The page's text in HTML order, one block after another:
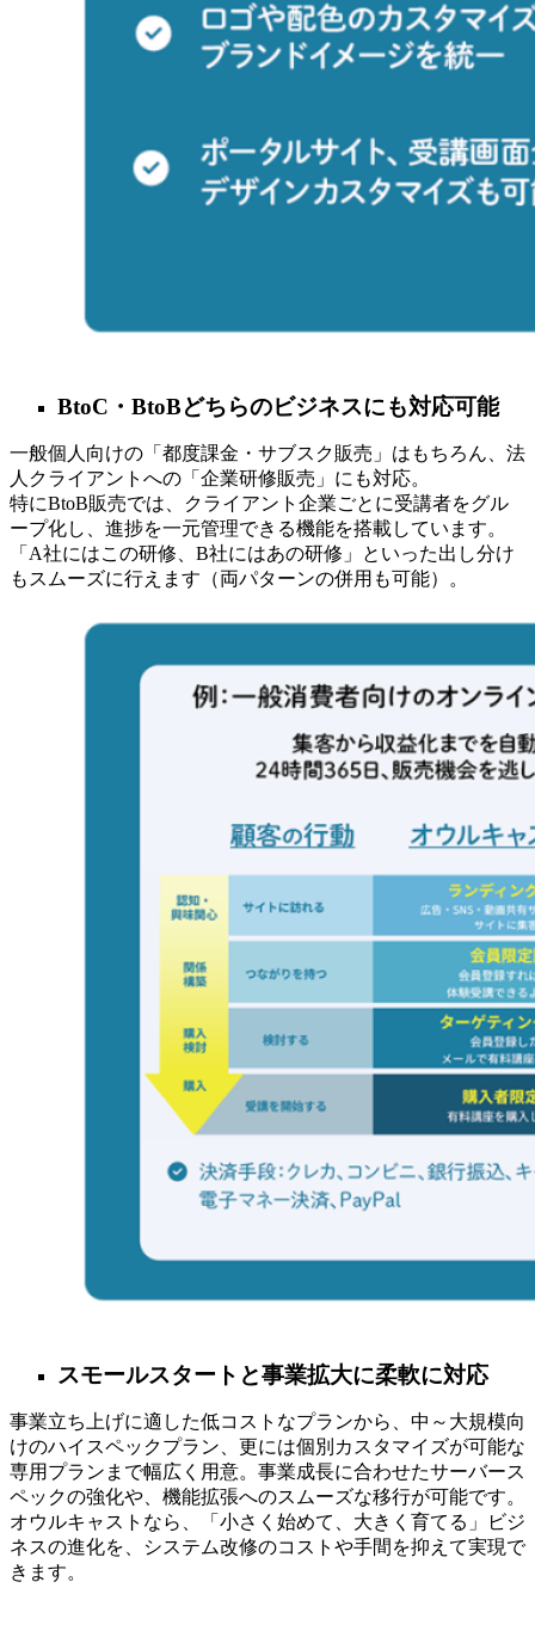
BtoC・BtoBどちらのビジネスにも対応可能
一般個人向けの「都度課金・サブスク販売」はもちろん、法
人クライアントへの「企業研修販売」にも対応。
特にBtoB販売では、クライアント企業ごとに受講者をグル
ープ化し、進捗を一元管理できる機能を搭載しています。
「A社にはこの研修、B社にはあの研修」といった出し分け
もスムーズに行えます（両パターンの併用も可能）。
スモールスタートと事業拡大に柔軟に対応
事業立ち上げに適した低コストなプランから、中～大規模向
けのハイスペックプラン、更には個別カスタマイズが可能な
専用プランまで幅広く用意。事業成長に合わせたサーバース
ペックの強化や、機能拡張へのスムーズな移行が可能です。
オウルキャストなら、「小さく始めて、大きく育てる」ビジ
ネスの進化を、システム改修のコストや手間を抑えて実現で
きます。